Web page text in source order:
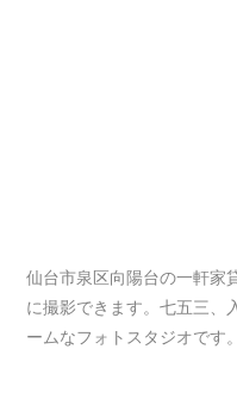
仙台市泉区向陽台の一軒家
に撮影できます。七五三、
ームなフォトスタジオです。